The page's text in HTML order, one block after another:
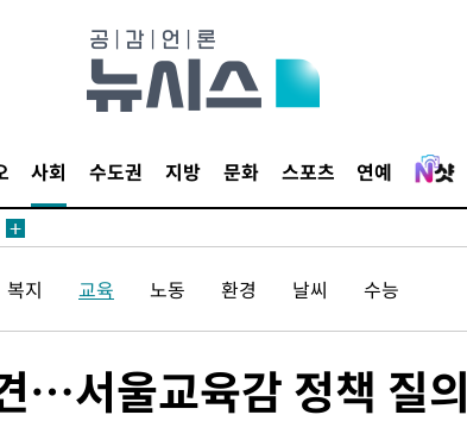
사회 수도권 지방 문화 스포츠 연예
복지 교육 노동 환경 날씨 수능
…서울교육감 정책 질의